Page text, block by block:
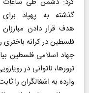
گذشته به پهپاد برای
هدف قرار دادن مبارزان
فلسطین در کرانه
جهاد اسلامی فلسطین
ترورها، ناتوانی در
وارده به اشغالگران را